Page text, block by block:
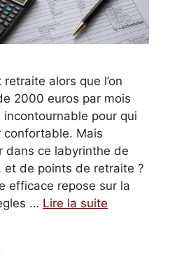
alors que l’on
2000 euros par mois
pour qui
confortable. Mais
dans ce labyrinthe de
et de points de retraite ?
efficace repose sur la
… Lire la suite